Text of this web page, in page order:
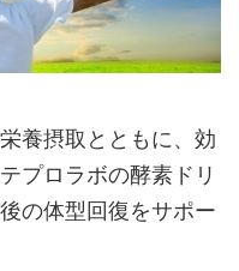
養摂取とともに、効
プロラボの酵素ドリ
の体型回復をサポー